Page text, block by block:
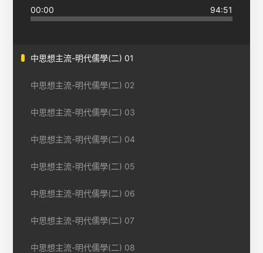
00:00 94:51
中思想主流-明代儒學(二) 01
中思想主流-明代儒學(二) 02
中思想主流-明代儒學(二) 03
中思想主流-明代儒學(二) 04
中思想主流-明代儒學(二) 05
中思想主流-明代儒學(二) 06
中思想主流-明代儒學(二) 07
中思想主流-明代儒學(二) 08